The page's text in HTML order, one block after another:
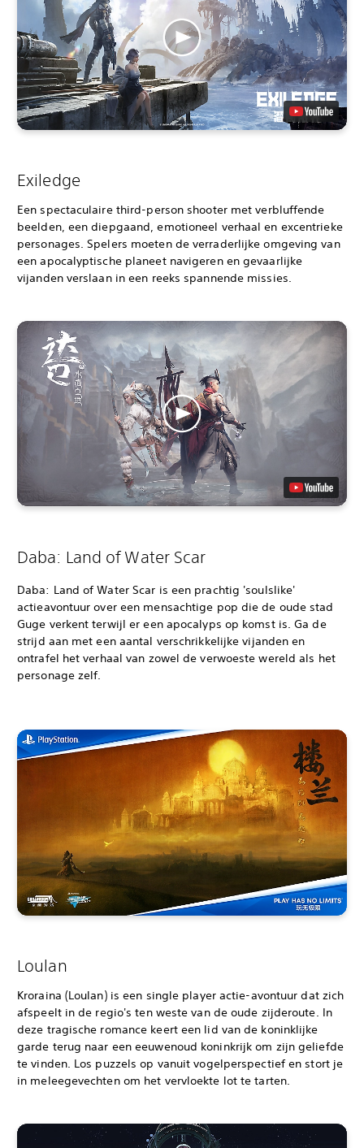
Exiledge
Een spectaculaire third-person shooter met verbluffende
beelden, een diepgaand, emotioneel verhaal en excentrieke
personages. Spelers moeten de verraderlijke omgeving van
een apocalyptische planeet navigeren en gevaarlijke
vijanden verslaan in een reeks spannende missies.
Daba: Land of Water Scar
Daba: Land of Water Scar is een prachtig 'soulslike'
actieavontuur over een mensachtige pop die de oude stad
Guge verkent terwijl er een apocalyps op komst is. Ga de
strijd aan met een aantal verschrikkelijke vijanden en
ontrafel het verhaal van zowel de verwoeste wereld als het
personage zelf.
Loulan
Kroraina (Loulan) is een single player actie-avontuur dat zich
afspeelt in de regio's ten weste van de oude zijderoute. In
deze tragische romance keert een lid van de koninklijke
garde terug naar een eeuwenoud koninkrijk om zijn geliefde
te vinden. Los puzzels op vanuit vogelperspectief en stort je
in meleegevechten om het vervloekte lot te tarten.